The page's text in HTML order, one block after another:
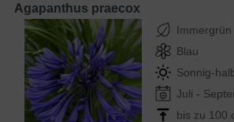
Agapanthus praecox
Immergrün
Blau
Sonnig-
Juli -
bis zu 100